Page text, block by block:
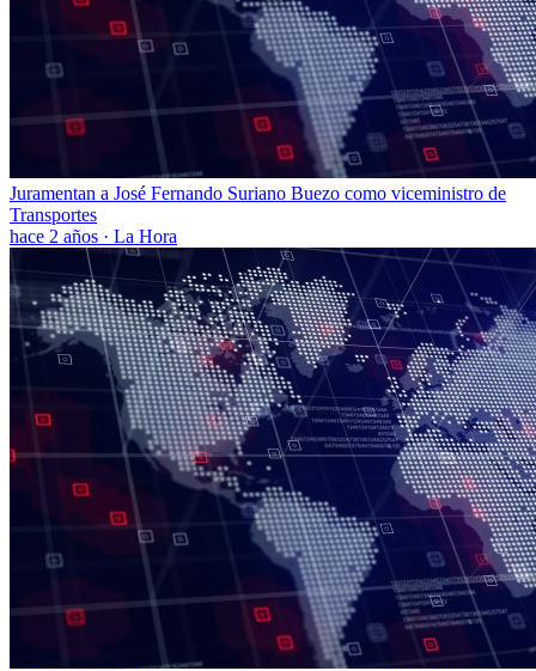
Juramentan a José Fernando Suriano Buezo como viceministro de
Transportes
hace 2 años · La Hora